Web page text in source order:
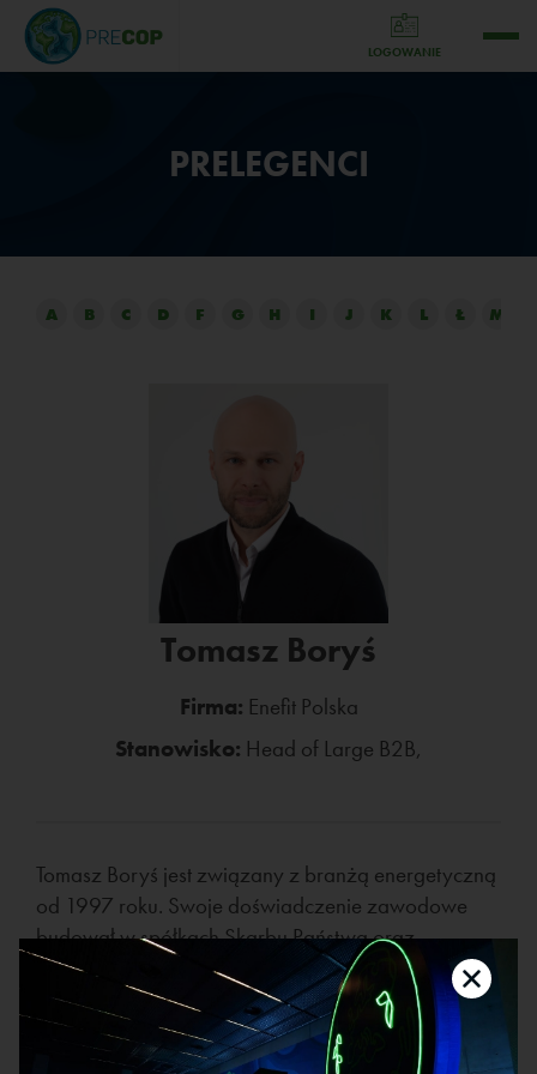
LOGOWANIE
PRELEGENCI
A B C D F G H I J K L Ł M
Tomasz Boryś
Firma: Enefit Polska
Stanowisko: Head of Large B2B,
Tomasz Boryś jest związany z branżą energetyczną
od 1997 roku. Swoje doświadczenie zawodowe
budował w spółkach Skarbu Państwa oraz
największych w Polsce firmach z udziałem kapitału
zagranicznego. Jest absolwentem Politechniki
Śląskiej oraz Politechniki Częstochowskiej. Zdobytą
wiedzę wzbogaca realnymi doświadczeniami z